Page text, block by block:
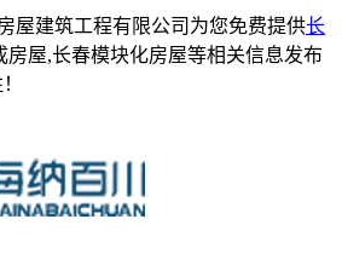
屋建筑工程有限公司为您免费提供长
房屋,长春模块化房屋等相关信息发布